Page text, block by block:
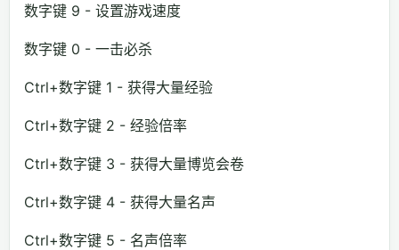
数字键 9 - 设置游戏速度
数字键 0 - 一击必杀
Ctrl+数字键 1 - 获得大量经验
Ctrl+数字键 2 - 经验倍率
Ctrl+数字键 3 - 获得大量博览会卷
Ctrl+数字键 4 - 获得大量名声
Ctrl+数字键 5 - 名声倍率